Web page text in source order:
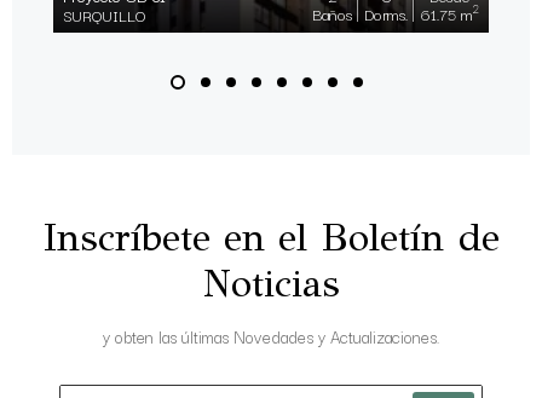
SURQUILLO Baños Dorms. 61.75 m2
Inscríbete en el Boletín de
Noticias
y obten las últimas Novedades y Actualizaciones.